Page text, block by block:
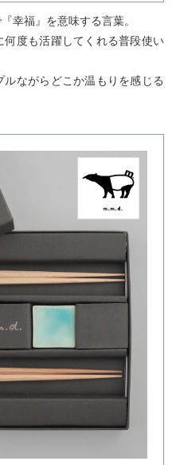
幸福』を意味する言葉。
度も活躍してくれる普段使い
ながらどこか温もりを感じる